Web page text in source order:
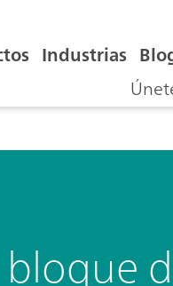
Industrias